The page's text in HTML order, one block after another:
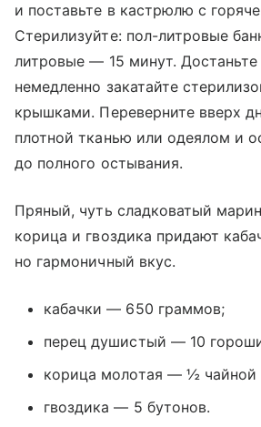
и поставьте в кастрюлю с
Стерилизуйте: пол-литровые
литровые — 15 минут.
немедленно закатайте
крышками. Переверните вверх
плотной тканью или одеялом и
до полного остывания.
Пряный, чуть сладковатый
корица и гвоздика придают
но гармоничный вкус.
кабачки — 650 граммов;
перец душистый — 10
корица молотая — ½ чайной
гвоздика — 5 бутонов.